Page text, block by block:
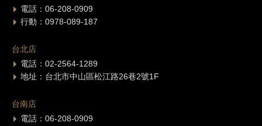
電話：06-208-0909
行動：0978-089-187
台北店
電話：02-2564-1289
地址：台北市中山區松江路26巷2號1F
台南店
電話：06-208-0909